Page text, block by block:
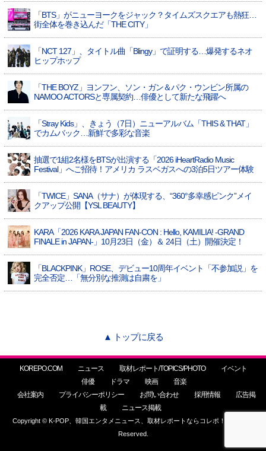
「BTS」がニューヨークをジャック？タイムズスクエアも熱狂…
街全体を巻き込んだ「THE CITY」
「NCT 127」、タイトル曲「Blingy」で証明する…爆発するネオ
ヒップホップ
「THE BOYZ」ヨンフン、ソン・ガン＆パク・ウンビン所属の
NAMOO ACTORSと専属契約…俳優として新たな飛躍へ
「Stray Kids」、きょう（7日）ニューアルバム「THIS & THAT」
でカムバック…新鮮で多彩な音楽
抽選で1組2名様をBTSが出演する「2026 iHeartRadio Music
Festival」へご招待！アメリカ ラスベガスへの3泊5日ツアー体験
「TWICE」SANA（サナ）が体現する、“360°多幸感ピンク”メイ
クアップ公開【YSL BEAUTY】
KARA「2026 KARA JAPAN FAN-CON : Hello, KAMILIA! -GRAND
FINALE in JAPAN-」10月23日（金）＆ 24日（土）開催決定！
「BLACKPINK」ROSE、デビュー10周年イベント「不参加説」を
完全否定…「無分別な推測は自粛を」
▲ トップに戻る
KOREPO.COM ニュース 取材レポート/TOPICS/PHOTO
イベント
俳優
ドラマ 映画
音楽
会社案内
プライバシーポリシー お問い合わせ 採用情報
広告掲
載
ニュース掲載
Copyright © K-POP、韓国エンタメニュース、取材レポートならコレポ！ All Rights
Reserved.